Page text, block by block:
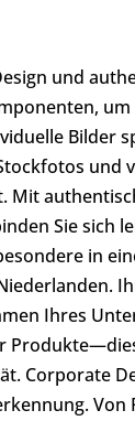
und
Bilder
und
Mit
Sie sich
in
Ihres
Corporate
Von